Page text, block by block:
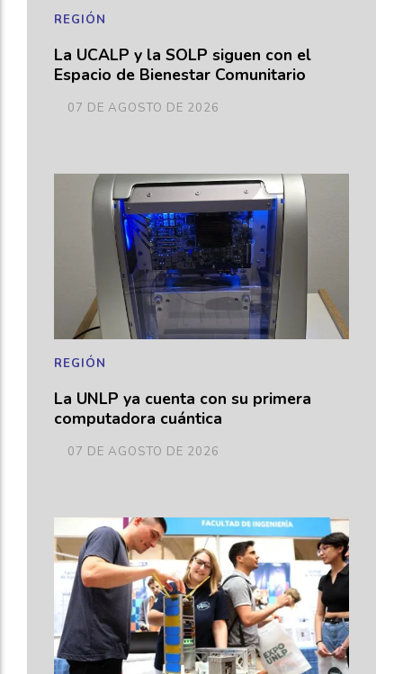
La UCALP y la SOLP siguen con el
Espacio de Bienestar Comunitario
REGIÓN
07 DE AGOSTO DE 2026
La UNLP ya cuenta con su primera
computadora cuántica
REGIÓN
07 DE AGOSTO DE 2026